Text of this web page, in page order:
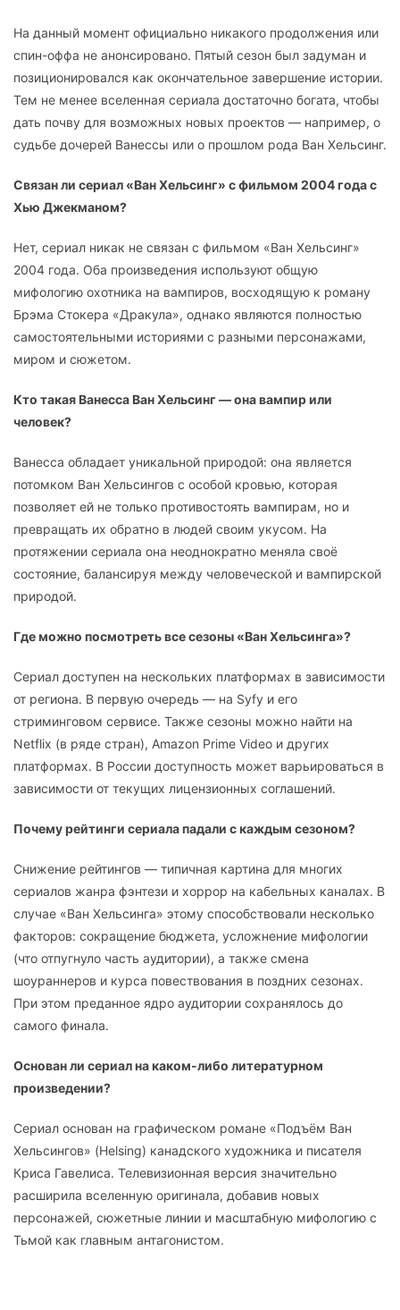
На данный момент официально никакого продолжения или
спин-оффа не анонсировано. Пятый сезон был задуман и
позиционировался как окончательное завершение истории.
Тем не менее вселенная сериала достаточно богата, чтобы
дать почву для возможных новых проектов — например, о
судьбе дочерей Ванессы или о прошлом рода Ван Хельсинг.
Связан ли сериал «Ван Хельсинг» с фильмом 2004 года с
Хью Джекманом?
Нет, сериал никак не связан с фильмом «Ван Хельсинг»
2004 года. Оба произведения используют общую
мифологию охотника на вампиров, восходящую к роману
Брэма Стокера «Дракула», однако являются полностью
самостоятельными историями с разными персонажами,
миром и сюжетом.
Кто такая Ванесса Ван Хельсинг — она вампир или
человек?
Ванесса обладает уникальной природой: она является
потомком Ван Хельсингов с особой кровью, которая
позволяет ей не только противостоять вампирам, но и
превращать их обратно в людей своим укусом. На
протяжении сериала она неоднократно меняла своё
состояние, балансируя между человеческой и вампирской
природой.
Где можно посмотреть все сезоны «Ван Хельсинга»?
Сериал доступен на нескольких платформах в зависимости
от региона. В первую очередь — на Syfy и его
стриминговом сервисе. Также сезоны можно найти на
Netflix (в ряде стран), Amazon Prime Video и других
платформах. В России доступность может варьироваться в
зависимости от текущих лицензионных соглашений.
Почему рейтинги сериала падали с каждым сезоном?
Снижение рейтингов — типичная картина для многих
сериалов жанра фэнтези и хоррор на кабельных каналах. В
случае «Ван Хельсинга» этому способствовали несколько
факторов: сокращение бюджета, усложнение мифологии
(что отпугнуло часть аудитории), а также смена
шоураннеров и курса повествования в поздних сезонах.
При этом преданное ядро аудитории сохранялось до
самого финала.
Основан ли сериал на каком-либо литературном
произведении?
Сериал основан на графическом романе «Подъём Ван
Хельсингов» (Helsing) канадского художника и писателя
Криса Гавелиса. Телевизионная версия значительно
расширила вселенную оригинала, добавив новых
персонажей, сюжетные линии и масштабную мифологию с
Тьмой как главным антагонистом.